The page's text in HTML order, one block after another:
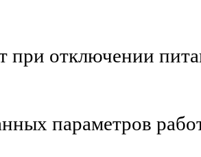
при отключении
параметров